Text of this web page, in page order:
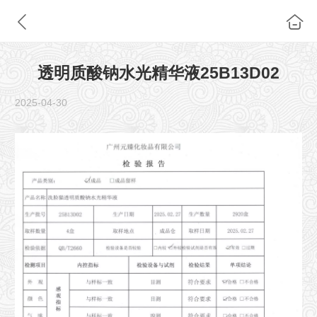
透明质酸钠水光精华液25B13D02
2025-04-30